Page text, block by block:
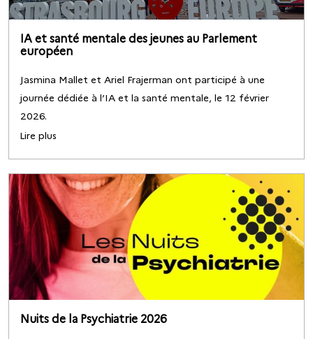
IA et santé mentale des jeunes au Parlement
européen
Jasmina Mallet et Ariel Frajerman ont participé à une
journée dédiée à l’IA et la santé mentale, le 12 février
2026.
Lire plus
Nuits de la Psychiatrie 2026